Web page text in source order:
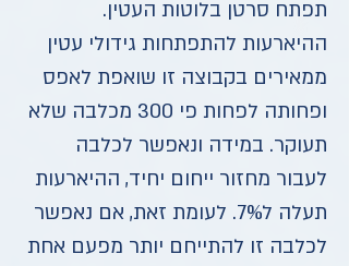
תפתח סרטן בלוטות העטין.
ההיארעות להתפתחות גידולי עטין
ממאירים בקבוצה זו שואפת לאפס
ופחותה לפחות פי 300 מכלבה שלא
תעוקר. במידה ונאפשר לכלבה
לעבור מחזור ייחום יחיד, ההיארעות
תעלה ל7%. לעומת זאת, אם נאפשר
לכלבה זו להתייחם יותר מפעם אחת